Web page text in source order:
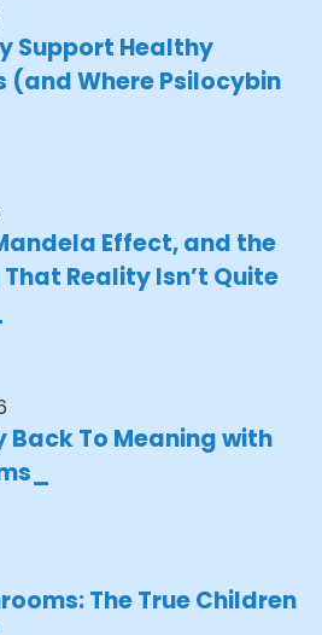
Support Healthy
(and Where Psilocybin
Effect, and the
Reality Isn’t Quite
Back To Meaning with
The True Children